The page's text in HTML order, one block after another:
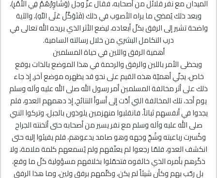
الميدان مع نفر قلائل من أصحابه، فقال عزّ وجل ﴿وَشَاوِرْهُمْ فِي الأَمْرِ﴾،
وبعد ذلك يُمضي ما يراه الأصوب في ذلك ﴿فَتَوَكَّلْ عَلَى اللّهِ﴾، والآية
واضحة تشير إلى الرفق بكلّ أبعاده، ليضع الأثر الذي يريده الله تعالى في
درب التكامل البشري من خلال رسالته السامية.
أهمية الرفق واللين في حياة المسلمين
ويحظى الأمر باللين والرفق والرحمة في هذا الموضع بالذات بوقع
خاص، يجلّي أهميّة هذه القيم على نحو قد يظهره موضع آخر, إذ جاء
ذلك على أثر مخالفة المسلمين أمر رسول الله صلى الله عليه وآله وسلم
يوم أحد، تلك المخالفة التي أدّت إلى أسوأ النتائج, إذ دهمهم العدو، فلم
يجدوا في أنفسهم ثباتاً، فانقلبوا منهزمين يلوذون بالجبل، وتركوا النبي
صلى الله عليه وآله وسلم مع نفر يسير من أصحابه حتى أثخنته الجراح
وكُسرت رباعيته وشُجّ وجهه وهو صامد يدعوهم، فلم يفيئوا إليه حتى
انكشف العدو، فلمّا رجعوا لم يعنّفهم ولم يُسمعهم كلمة ملامة، ولا
ذكّرهم بأمره الذي خالفوه فتحمّلوا بخلافهم مسؤولية كلّ ما وقع،
بل رحّب بهم وكأن شيئاً لم يكن، وكلّمهم برفق ولين، وما هذا الرفق